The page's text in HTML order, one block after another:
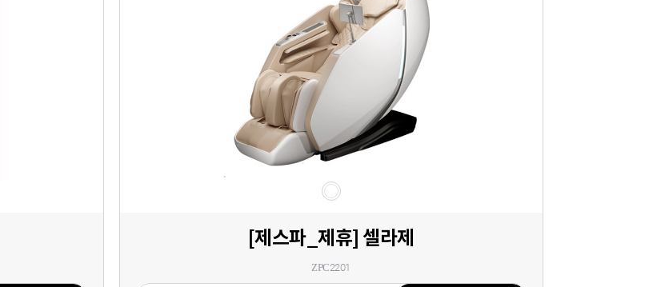
[제스파_제휴] 셀라제
ZPC2201